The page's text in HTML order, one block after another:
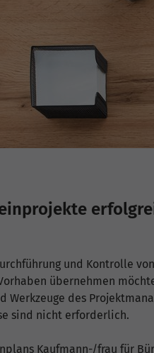
und Kontrolle
übernehmen
des
sind nicht erforderlich.
Kaufmann-/frau für